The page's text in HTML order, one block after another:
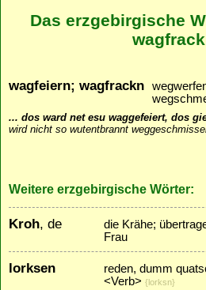
Das erzgebirgische
wagfeiern; wagfrackn
... dos ward net esu waggefeiert, dos
wird nicht so wutentbrannt
Weitere erzgebirgische Wörter:
Kroh, de
die Krähe;
Frau
lorksen
reden, dumm
<Verb> {lorksn}